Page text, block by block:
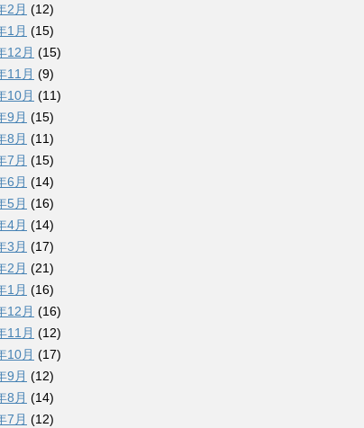
2月 (12)
1月 (15)
12月 (15)
11月 (9)
10月 (11)
9月 (15)
8月 (11)
7月 (15)
6月 (14)
5月 (16)
4月 (14)
3月 (17)
2月 (21)
1月 (16)
12月 (16)
11月 (12)
10月 (17)
9月 (12)
8月 (14)
7月 (12)